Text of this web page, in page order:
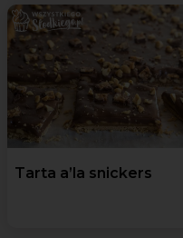
Tarta a’la snickers